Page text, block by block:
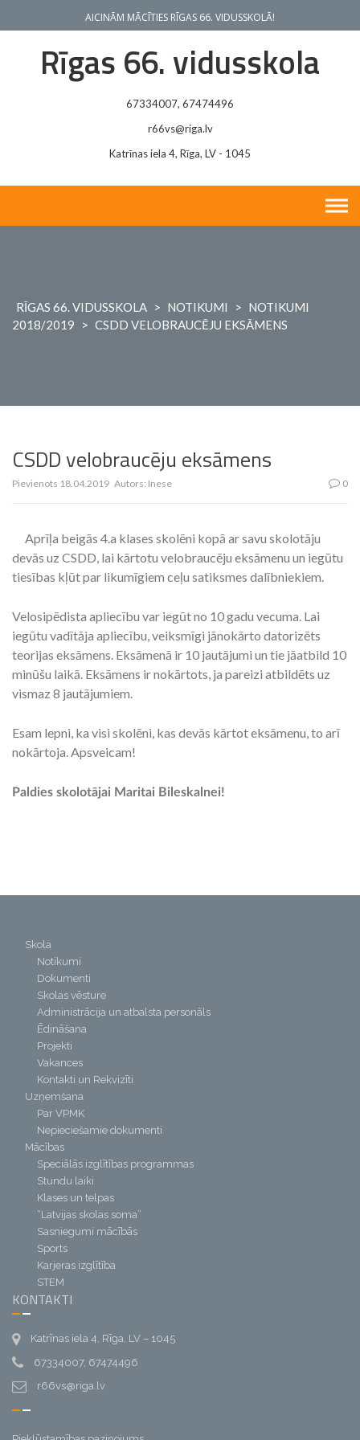
AICINĀM MĀCĪTIES RĪGAS 66. VIDUSSKOLĀ!
Rīgas 66. vidusskola
67334007, 67474496
r66vs@riga.lv
Katrīnas iela 4, Rīga, LV - 1045
RĪGAS 66. VIDUSSKOLA > NOTIKUMI > NOTIKUMI
2018/2019
> CSDD VELOBRAUCĒJU EKSĀMENS
CSDD velobraucēju eksāmens
Pievienots 18.04.2019 Autors: Inese 0
Aprīļa beigās 4.a klases skolēni kopā ar savu skolotāju
devās uz CSDD, lai kārtotu velobraucēju eksāmenu un iegūtu
tiesības kļūt par likumīgiem ceļu satiksmes dalībniekiem.
Velosipēdista apliecību var iegūt no 10 gadu vecuma. Lai
iegūtu vadītāja apliecību, veiksmīgi jānokārto datorizēts
teorijas eksāmens. Eksāmenā ir 10 jautājumi un tie jāatbild 10
minūšu laikā. Eksāmens ir nokārtots, ja pareizi atbildēts uz
vismaz 8 jautājumiem.
Esam lepni, ka visi skolēni, kas devās kārtot eksāmenu, to arī
nokārtoja. Apsveicam!
Paldies skolotājai Maritai Bileskalnei!
Skola
Notikumi
Dokumenti
Skolas vēsture
Administrācija un atbalsta personāls
Ēdināšana
Projekti
Vakances
Kontakti un Rekvizīti
Uzņemšana
Par VPMK
Nepieciešamie dokumenti
Mācības
Speciālās izglītības programmas
Stundu laiki
Klases un telpas
“Latvijas skolas soma”
Sasniegumi mācībās
Sports
Karjeras izglītība
STEM
KONTAKTI
Katrīnas iela 4, Rīga, LV – 1045
67334007, 67474496
r66vs@riga.lv